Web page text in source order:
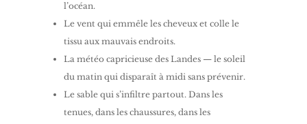
l’océan.
Le vent qui emmêle les cheveux et colle le
tissu aux mauvais endroits.
La météo capricieuse des Landes — le soleil
du matin qui disparaît à midi sans prévenir.
Le sable qui s’infiltre partout. Dans les
tenues, dans les chaussures, dans les